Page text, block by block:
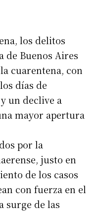
los delitos
de Buenos Aires
cuarentena, con
días de
un declive a
mayor apertura
por la
justo en
de los casos
con fuerza en el
surge de las